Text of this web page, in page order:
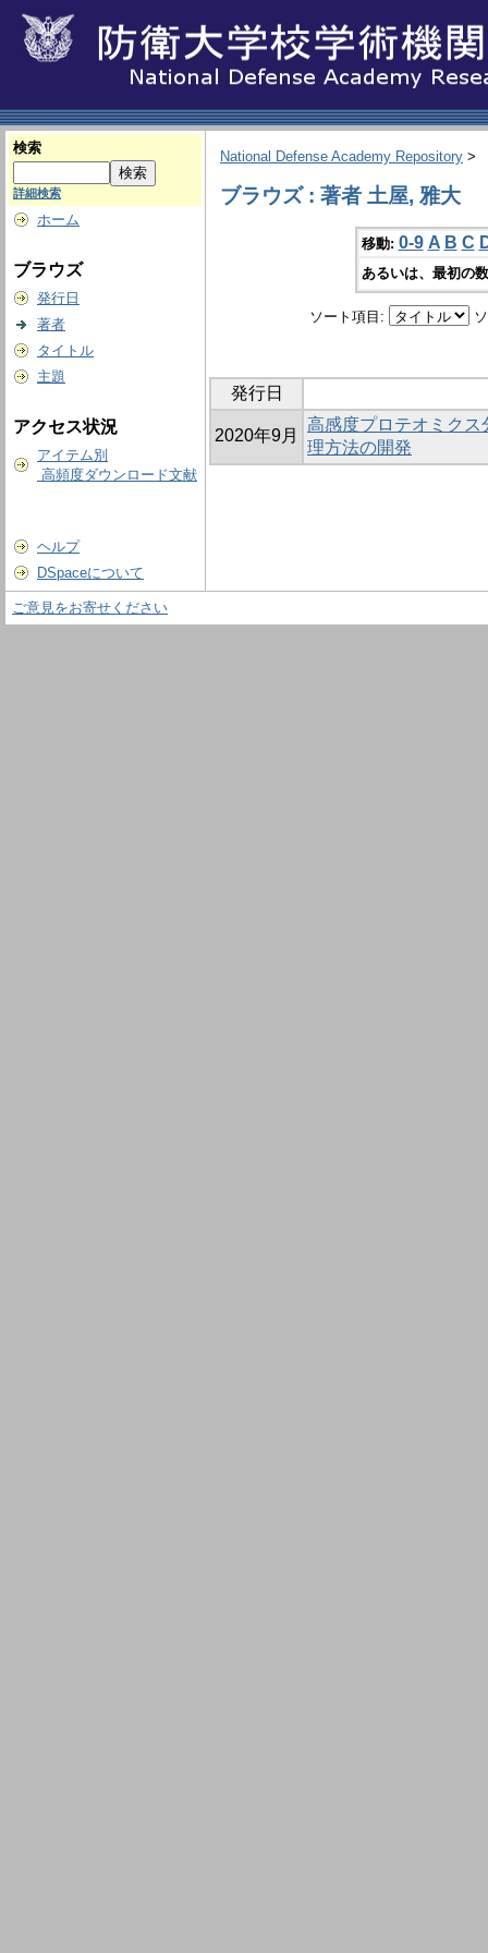
検索
詳細検索
ホーム
ブラウズ
発行日
著者
タイトル
主題
アクセス状況
アイテム別
高頻度ダウンロード文献
ヘルプ
DSpaceについて
National Defense Academy Repository >
ブラウズ : 著者 土屋, 雅大
移動: 0-9 A B C
あるいは、最初の
ソート項目:
発行日
2020年9月
高感度プロテオミク
理方法の開発
ご意見をお寄せください